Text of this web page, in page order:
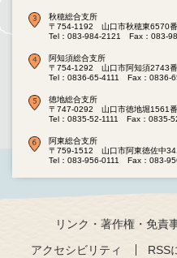
秋穂総合支所
〒754-1192 山口市秋穂東6570
Tel：083-984-2121
Fax：083-
阿知須総合支所
〒754-1292 山口市阿知須2743
Tel：0836-65-4111
Fax：0836-
徳地総合支所
〒747-0292 山口市徳地堀1561
Tel：0835-52-1111
Fax：0835-
阿東総合支所
〒759-1512 山口市阿東徳佐中
Tel：083-956-0111
Fax：083-
リンク・著作権・免責
アクセシビリティ
RSS